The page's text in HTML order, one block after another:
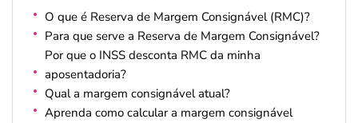
O que é Reserva de Margem Consignável (RMC)?
Para que serve a Reserva de Margem Consignável?
Por que o INSS desconta RMC da minha
aposentadoria?
Qual a margem consignável atual?
Aprenda como calcular a margem consignável